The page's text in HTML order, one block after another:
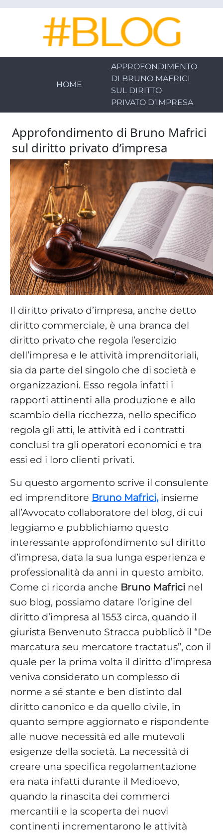
Skip
HOME
APPROFONDIMENTO
DI BRUNO MAFRICI
SUL DIRITTO
PRIVATO D’IMPRESA
Approfondimento di Bruno Mafrici
sul diritto privato d’impresa
Il diritto privato d’impresa, anche detto
diritto commerciale, è una branca del
diritto privato che regola l’esercizio
dell’impresa e le attività imprenditoriali,
sia da parte del singolo che di società e
organizzazioni. Esso regola infatti i
rapporti attinenti alla produzione e allo
scambio della ricchezza, nello specifico
regola gli atti, le attività ed i contratti
conclusi tra gli operatori economici e tra
essi ed i loro clienti privati.
Su questo argomento scrive il consulente
ed imprenditore Bruno Mafrici, insieme
all’Avvocato collaboratore del blog, di cui
leggiamo e pubblichiamo questo
interessante approfondimento sul diritto
d’impresa, data la sua lunga esperienza e
professionalità da anni in questo ambito.
Come ci ricorda anche Bruno Mafrici nel
suo blog, possiamo datare l’origine del
diritto d’impresa al 1553 circa, quando il
giurista Benvenuto Stracca pubblicò il “De
marcatura seu mercatore tractatus”, con il
quale per la prima volta il diritto d’impresa
veniva considerato un complesso di
norme a sé stante e ben distinto dal
diritto canonico e da quello civile, in
quanto sempre aggiornato e rispondente
alle nuove necessità ed alle mutevoli
esigenze della società. La necessità di
creare una specifica regolamentazione
era nata infatti durante il Medioevo,
quando la rinascita dei commerci
mercantili e la scoperta dei nuovi
continenti incrementarono le attività